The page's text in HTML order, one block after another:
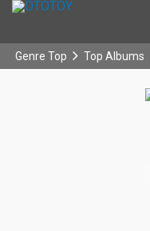
Genre Top Top Albums